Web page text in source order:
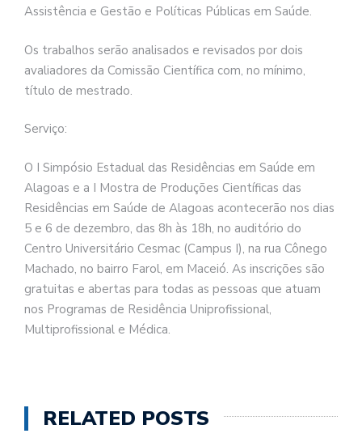
Assistência e Gestão e Políticas Públicas em Saúde.
Os trabalhos serão analisados e revisados por dois
avaliadores da Comissão Científica com, no mínimo,
título de mestrado.
Serviço:
O I Simpósio Estadual das Residências em Saúde em
Alagoas e a I Mostra de Produções Científicas das
Residências em Saúde de Alagoas acontecerão nos dias
5 e 6 de dezembro, das 8h às 18h, no auditório do
Centro Universitário Cesmac (Campus I), na rua Cônego
Machado, no bairro Farol, em Maceió. As inscrições são
gratuitas e abertas para todas as pessoas que atuam
nos Programas de Residência Uniprofissional,
Multiprofissional e Médica.
RELATED POSTS